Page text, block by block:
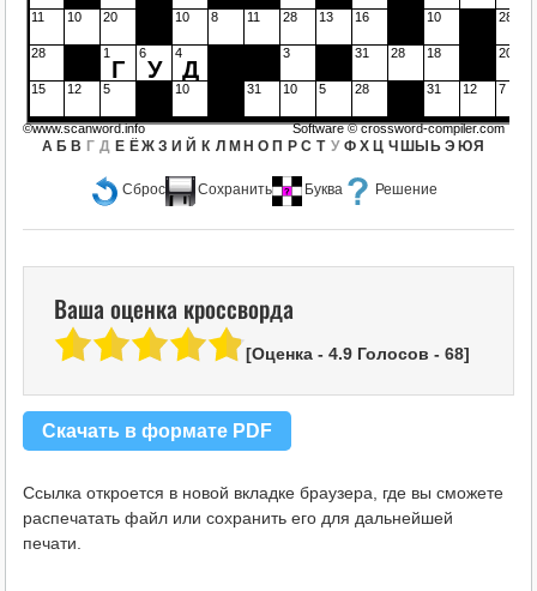
Сброс Сохранить Буква Решение
11 10 20 10 8 11 28 13 16 10 28
28 1
Г
6
У
4
Д
3 31 28 18 20
15 12 5 10 31 10 5 28 31 12 7
А Б В Г Д Е ЁЖ З И Й К Л М Н О П Р С Т У Ф Х Ц Ч Ш Ы Ь Э ЮЯ
©www.scanword.info Software ©crossword-compiler.com
Ваша оценка кроссворда
[Оценка - 4.9Голосов - 68]
Скачать в формате PDF
Ссылка откроется в новой вкладке браузера, где вы сможете
распечатать файл или сохранить его для дальнейшей
печати.